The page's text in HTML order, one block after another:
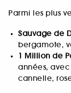
Parmi les plus
Sauvage de
bergamote,
1 Million de
années,
cannelle,